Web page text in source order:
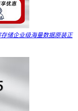
储企业级海量数据原装正